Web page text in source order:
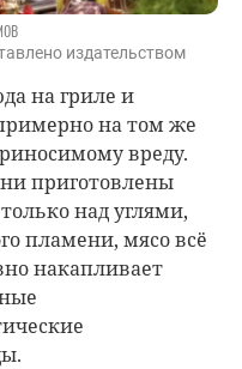
издательством
на гриле и
на том же
вреду.
приготовлены
над углями,
пламени, мясо всё
накапливает